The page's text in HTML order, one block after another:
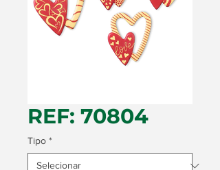
REF: 70804
Tipo *